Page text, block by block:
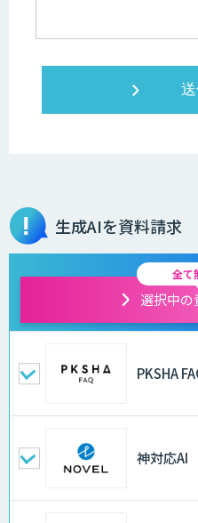
生成AIを資料請求
全て
選択中の
PKSHA
神対応AI